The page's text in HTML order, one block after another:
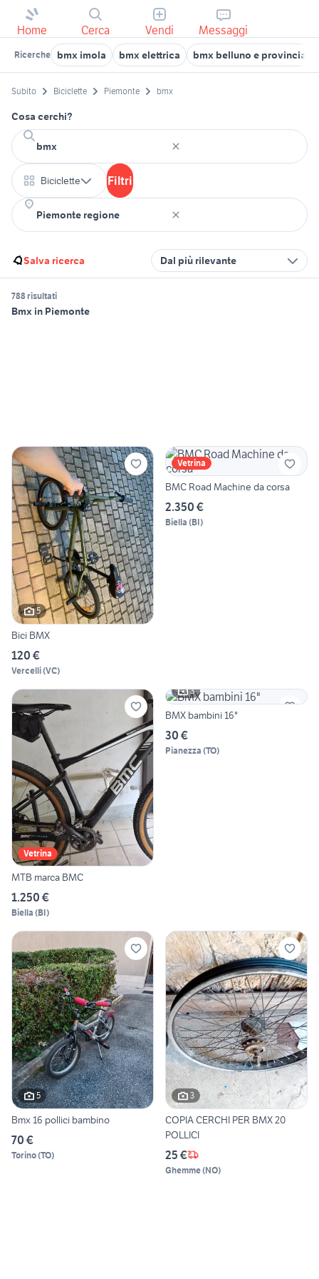
Home Cerca Vendi Messaggi
Ricerche bmx imola bmx elettrica bmx belluno e provincia
Subito Biciclette Piemonte bmx
Cosa cerchi?
Biciclette Filtri
Salva ricerca Dal più rilevante
788 risultati
Bmx in Piemonte
5
Bici BMX
120 €
Vercelli(VC)
Vetrina
BMC Road Machine da corsa
2.350 €
Biella (BI)
Vetrina
MTB marca BMC
1.250 €
Biella (BI)
3
BMX bambini 16"
30 €
Pianezza (TO)
5
Bmx 16 pollici bambino
70 €
Torino(TO)
3
COPIA CERCHI PER BMX 20
POLLICI
25 €
Ghemme(NO)